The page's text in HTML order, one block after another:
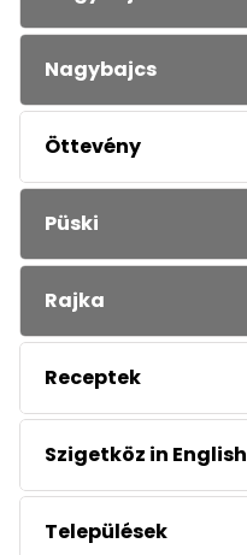
Nagybajcs
Öttevény
Püski
Rajka
Receptek
Szigetköz in English
Települések